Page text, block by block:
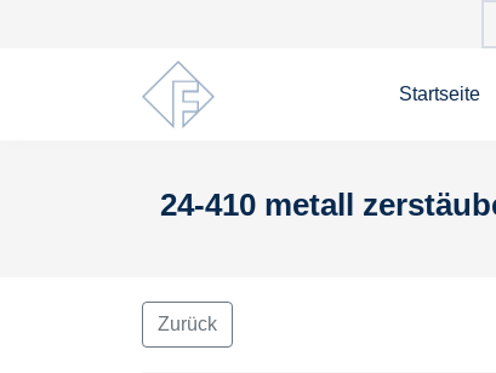
Startseite
24-410 metall
Zurück